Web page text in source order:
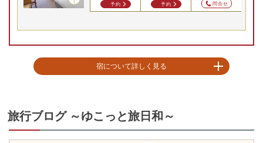
問合せ 問合せ 予約 予約 問合せ
宿について詳しく見る
景観を眺めながら、ゆるやかな時間が流れるホテルステイをお愉しみいただ
けます。
旅行ブログ ～ゆこっと旅日和～